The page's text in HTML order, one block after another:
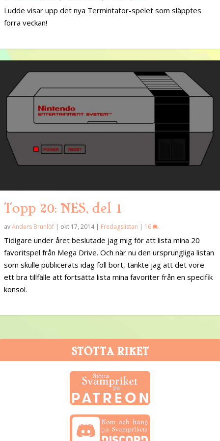
Ludde visar upp det nya Termintator-spelet som släpptes
förra veckan!
Topp 20: NES, del 1
avAnders Brunlöf | okt 17, 2014| Fredagslistan | 16
Tidigare under året beslutade jag mig för att lista mina 20
favoritspel från Mega Drive. Och när nu den ursprungliga listan
som skulle publicerats idag föll bort, tänkte jag att det vore
ett bra tillfälle att fortsätta lista mina favoriter från en specifik
konsol.
STÖTTA RIKET